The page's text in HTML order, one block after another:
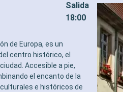
Salida
18:00
de Europa, es un
centro histórico, el
Accesible a pie,
el encanto de la
e históricos de